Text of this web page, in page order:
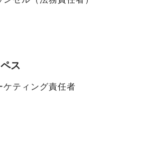
ス
ケティング責任者